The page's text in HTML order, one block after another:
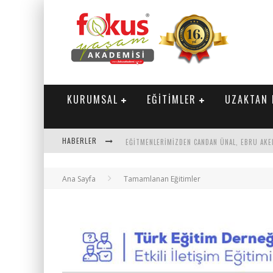
KURUMSAL EĞİTİMLER UZAKTAN
HABERLER
"SEKTÖRLE BULUŞUYORUZ" TOPLANTISI
PARASINI VEREN 1'INCI
Ana Sayfa Tamamlanan Eğitimler